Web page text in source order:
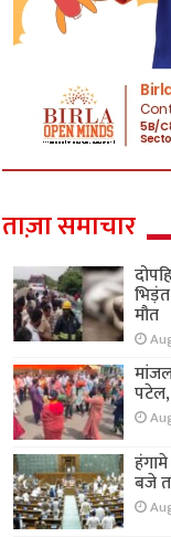
ताज़ा समाचार
मौत
पटेल,
बजे